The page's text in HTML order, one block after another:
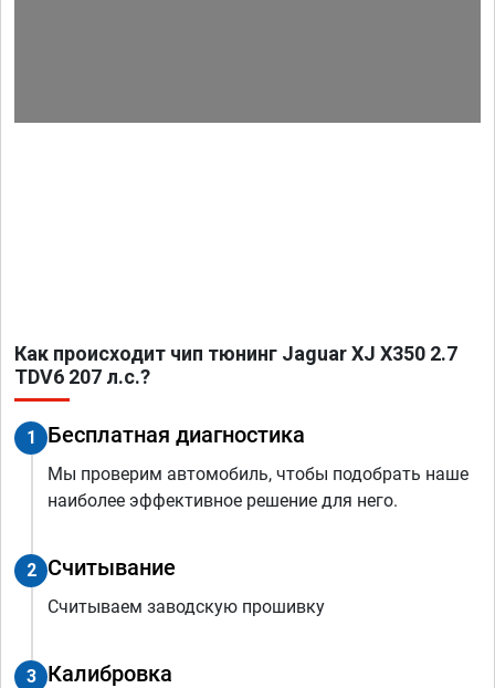
Как происходит чип тюнинг Jaguar XJ X350 2.7
TDV6 207 л.с.?
1 Бесплатная диагностика
Мы проверим автомобиль, чтобы подобрать наше
наиболее эффективное решение для него.
2 Считывание
Считываем заводскую прошивку
3 Калибровка